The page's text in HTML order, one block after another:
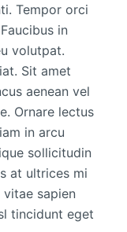
Tempor orci
in
volutpat.
Sit amet
aenean vel
Ornare lectus
in arcu
sollicitudin
at ultrices mi
sapien
tincidunt eget